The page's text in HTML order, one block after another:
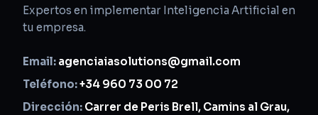
Expertos en implementar Inteligencia Artificial en
tu empresa.
Email: agenciaiasolutions@gmail.com
Teléfono:+34 960 73 00 72
Dirección: Carrer de Peris Brell, Camins al Grau,